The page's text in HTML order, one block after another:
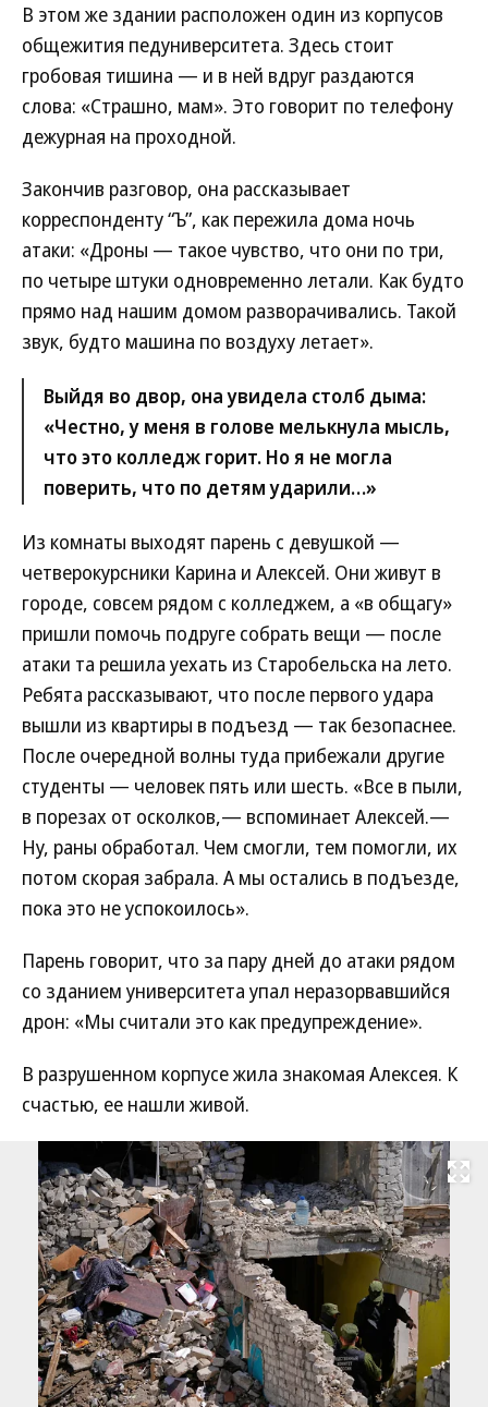
В этом же здании расположен один из корпусов
общежития педуниверситета. Здесь стоит
гробовая тишина — и в ней вдруг раздаются
слова: «Страшно, мам». Это говорит по телефону
дежурная на проходной.
Закончив разговор, она рассказывает
корреспонденту “Ъ”, как пережила дома ночь
атаки: «Дроны — такое чувство, что они по три,
по четыре штуки одновременно летали. Как будто
прямо над нашим домом разворачивались. Такой
звук, будто машина по воздуху летает».
Выйдя во двор, она увидела столб дыма:
«Честно, у меня в голове мелькнула мысль,
что это колледж горит. Но я не могла
поверить, что по детям ударили…»
Из комнаты выходят парень с девушкой —
четверокурсники Карина и Алексей. Они живут в
городе, совсем рядом с колледжем, а «в общагу»
пришли помочь подруге собрать вещи — после
атаки та решила уехать из Старобельска на лето.
Ребята рассказывают, что после первого удара
вышли из квартиры в подъезд — так безопаснее.
После очередной волны туда прибежали другие
студенты — человек пять или шесть. «Все в пыли,
в порезах от осколков,— вспоминает Алексей.—
Ну, раны обработал. Чем смогли, тем помогли, их
потом скорая забрала. А мы остались в подъезде,
пока это не успокоилось».
Парень говорит, что за пару дней до атаки рядом
со зданием университета упал неразорвавшийся
дрон: «Мы считали это как предупреждение».
В разрушенном корпусе жила знакомая Алексея. К
счастью, ее нашли живой.
Развернуть